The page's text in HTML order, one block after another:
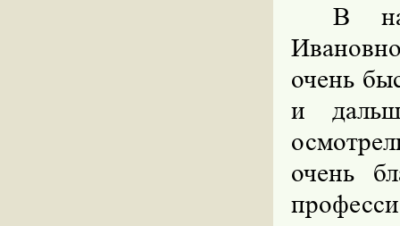
В
очень
и
очень